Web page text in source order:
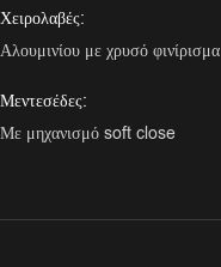
Χειρολαβές:
Αλουμινίου με χρυσό φινίρισμα
Μεντεσέδες:
Με μηχανισμό soft close